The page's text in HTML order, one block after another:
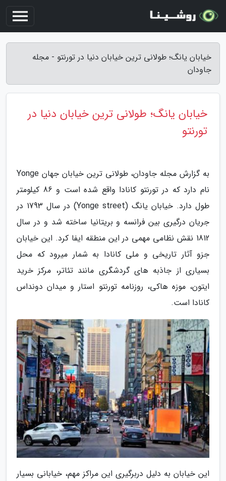
خیابان یانگ؛ طولانی ترین خیابان دنیا در تورنتو - مجله
جاودان
خیابان یانگ؛ طولانی ترین خیابان دنیا در
تورنتو
به گزارش مجله جاودان، طولانی ترین خیابان جهان Yonge
نام دارد که در تورنتو کانادا واقع شده است و 86 کیلومتر
طول دارد. خیابان یانگ (Yonge street) در سال 1793 در
جریان درگیری بین فرانسه و بریتانیا ساخته شد و در سال
1812 نقش نظامی مهمی در این منطقه ایفا کرد. این خیابان
جزو آثار تاریخی و ملی کانادا به شمار میرود که محل
بسیاری از جاذبه های گردشگری مانند تئاتر، مرکز خرید
ایتون، موزه هاکی، روزنامه تورنتو استار و میدان دونداس
کانادا است.
این خیابان به دلیل دربرگیری این مراکز مهم، خیابانی بسیار